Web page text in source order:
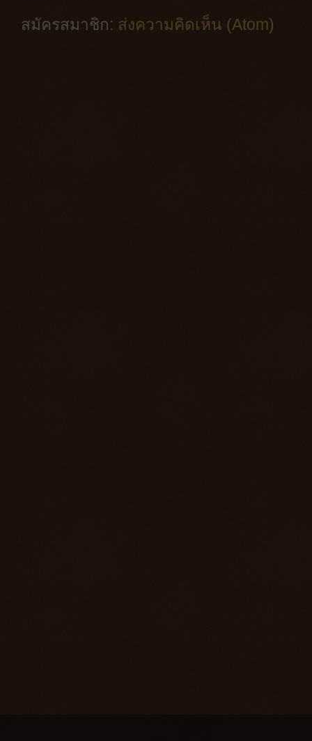
สมัครสมาชิก: ส่งความคิดเห็น (Atom)